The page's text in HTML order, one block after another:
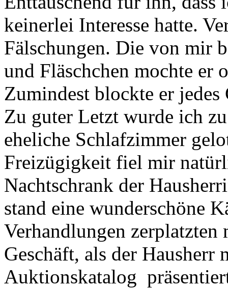
keinerlei Interesse hatte.
Fälschungen. Die von mir
und Fläschchen mochte er
Zumindest blockte er
Zu guter Letzt wurde ich
eheliche Schlafzimmer
Freizügigkeit fiel mir
Nachtschrank der
stand eine wunderschöne
Verhandlungen zerplatzten
Geschäft, als der Hausherr
Auktionskatalog